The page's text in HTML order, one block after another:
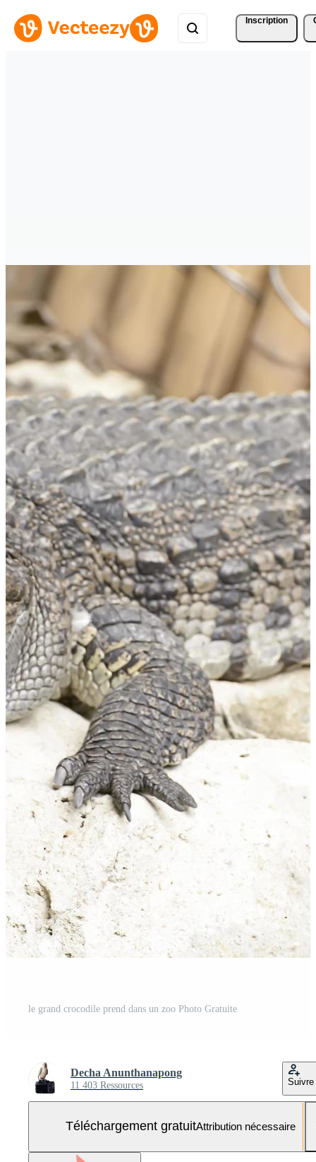
Inscription
le grand crocodile prend dans un zoo Photo Gratuite
Decha Anunthanapong
11 403 Ressources Suivre
Téléchargement gratuitAttribution nécessaire